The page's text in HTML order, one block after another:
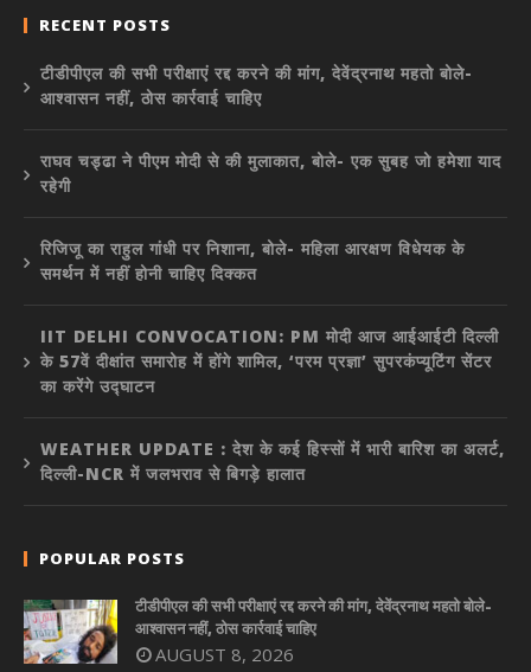
RECENT POSTS
टीडीपीएल की सभी परीक्षाएं रद्द करने की मांग, देवेंद्रनाथ महतो बोले-
आश्वासन नहीं, ठोस कार्रवाई चाहिए
राघव चड्ढा ने पीएम मोदी से की मुलाकात, बोले- एक सुबह जो हमेशा याद
रहेगी
रिजिजू का राहुल गांधी पर निशाना, बोले- महिला आरक्षण विधेयक के
समर्थन में नहीं होनी चाहिए दिक्कत
IIT DELHI CONVOCATION: PM मोदी आज आईआईटी दिल्ली
के 57वें दीक्षांत समारोह में होंगे शामिल, ‘परम प्रज्ञा’ सुपरकंप्यूटिंग सेंटर
का करेंगे उद्घाटन
WEATHER UPDATE : देश के कई हिस्सों में भारी बारिश का अलर्ट,
दिल्ली-NCR में जलभराव से बिगड़े हालात
POPULAR POSTS
टीडीपीएल की सभी परीक्षाएं रद्द करने की मांग, देवेंद्रनाथ महतो बोले-
आश्वासन नहीं, ठोस कार्रवाई चाहिए
AUGUST 8, 2026